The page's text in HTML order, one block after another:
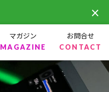
×
マガジン
MAGAZINE
お問合せ
CONTACT